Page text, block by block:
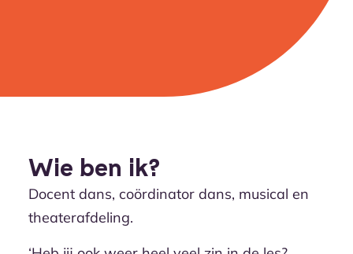
Wie ben ik?
Docent dans, coördinator dans, musical en
theaterafdeling.